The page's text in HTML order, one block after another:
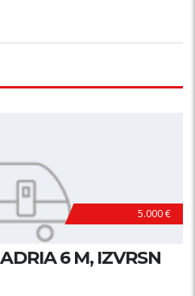
5.000 €
6 M, IZVRSN